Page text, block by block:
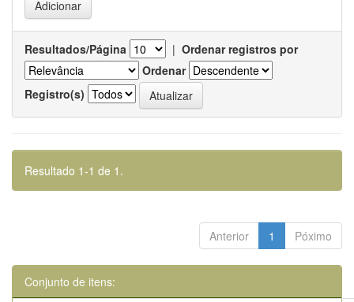
Resultados/Página | Ordenar registros por
Ordenar
Registro(s)
Resultado 1-1 de 1.
Anterior 1 Póximo
Conjunto de itens: